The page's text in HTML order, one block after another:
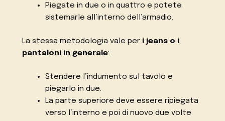
Piegate in due o in quattro e potete
sistemarle all’interno dell’armadio.
La stessa metodologia vale per i jeans o i
pantaloni in generale:
Stendere l’indumento sul tavolo e
piegarlo in due.
La parte superiore deve essere ripiegata
verso l’interno e poi di nuovo due volte